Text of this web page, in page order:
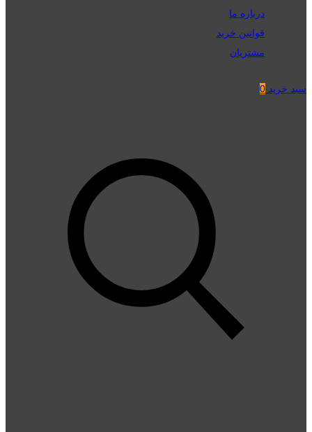
درباره ما
قوانین خرید
مشتریان
سبد خرید 0